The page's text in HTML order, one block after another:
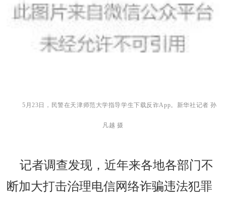
5月23日，民警在天津师范大学指导学生下载反诈App。新华社记者 孙
凡越 摄
记者调查发现，近年来各地各部门不
断加大打击治理电信网络诈骗违法犯罪